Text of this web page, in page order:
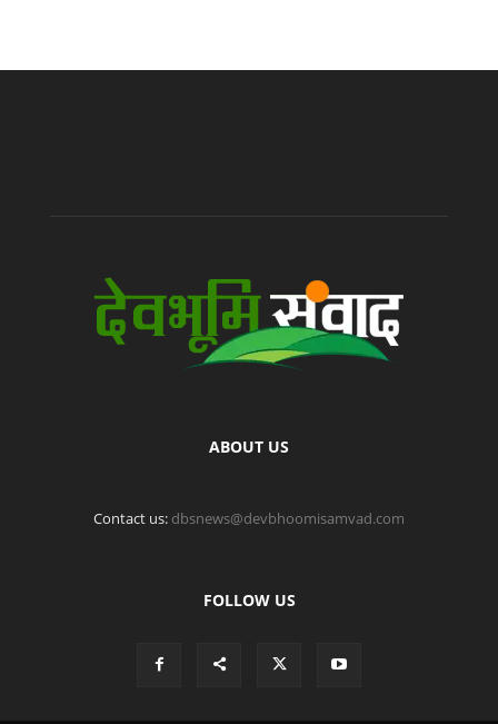
ABOUT US
Contact us: dbsnews@devbhoomisamvad.com
FOLLOW US